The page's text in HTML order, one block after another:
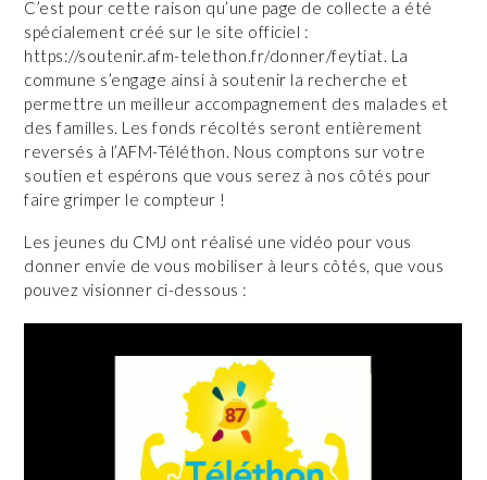
C’est pour cette raison qu’une page de collecte a été
spécialement créé sur le site officiel :
https://soutenir.afm-telethon.fr/donner/feytiat. La
commune s’engage ainsi à soutenir la recherche et
permettre un meilleur accompagnement des malades et
des familles. Les fonds récoltés seront entièrement
reversés à l’AFM-Téléthon. Nous comptons sur votre
soutien et espérons que vous serez à nos côtés pour
faire grimper le compteur !
Les jeunes du CMJ ont réalisé une vidéo pour vous
donner envie de vous mobiliser à leurs côtés, que vous
pouvez visionner ci-dessous :